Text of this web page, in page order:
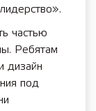
частью
Ребятам
дизайн
под